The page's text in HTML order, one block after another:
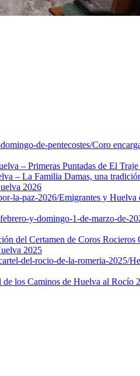
de-pentecostes/Coro
– Primeras Puntadas de El
– La Familia Damas, una
2026
la-paz-2026/Emigrantes y Huelva
y-domingo-1-de-marzo-de-
del Certamen de Coros Rocieros
2025
del-rocio-de-la-romeria-2025/
de los Caminos de Huelva al Rocío